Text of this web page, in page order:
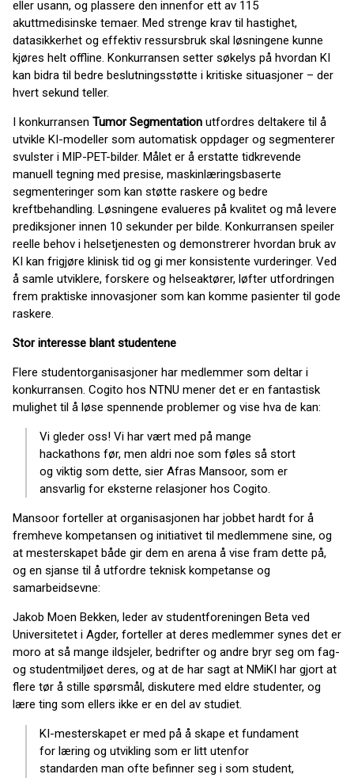
eller usann, og plassere den innenfor ett av 115
akuttmedisinske temaer. Med strenge krav til hastighet,
datasikkerhet og effektiv ressursbruk skal løsningene kunne
kjøres helt offline. Konkurransen setter søkelys på hvordan KI
kan bidra til bedre beslutningsstøtte i kritiske situasjoner – der
hvert sekund teller.
I konkurransen Tumor Segmentation utfordres deltakere til å
utvikle KI-modeller som automatisk oppdager og segmenterer
svulster i MIP-PET-bilder. Målet er å erstatte tidkrevende
manuell tegning med presise, maskinlæringsbaserte
segmenteringer som kan støtte raskere og bedre
kreftbehandling. Løsningene evalueres på kvalitet og må levere
prediksjoner innen 10 sekunder per bilde. Konkurransen speiler
reelle behov i helsetjenesten og demonstrerer hvordan bruk av
KI kan frigjøre klinisk tid og gi mer konsistente vurderinger. Ved
å samle utviklere, forskere og helseaktører, løfter utfordringen
frem praktiske innovasjoner som kan komme pasienter til gode
raskere.
Stor interesse blant studentene
Flere studentorganisasjoner har medlemmer som deltar i
konkurransen. Cogito hos NTNU mener det er en fantastisk
mulighet til å løse spennende problemer og vise hva de kan:
Vi gleder oss! Vi har vært med på mange
hackathons før, men aldri noe som føles så stort
og viktig som dette, sier Afras Mansoor, som er
ansvarlig for eksterne relasjoner hos Cogito.
Mansoor forteller at organisasjonen har jobbet hardt for å
fremheve kompetansen og initiativet til medlemmene sine, og
at mesterskapet både gir dem en arena å vise fram dette på,
og en sjanse til å utfordre teknisk kompetanse og
samarbeidsevne:
Jakob Moen Bekken, leder av studentforeningen Beta ved
Universitetet i Agder, forteller at deres medlemmer synes det er
moro at så mange ildsjeler, bedrifter og andre bryr seg om fag-
og studentmiljøet deres, og at de har sagt at NMiKI har gjort at
flere tør å stille spørsmål, diskutere med eldre studenter, og
lære ting som ellers ikke er en del av studiet.
KI-mesterskapet er med på å skape et fundament
for læring og utvikling som er litt utenfor
standarden man ofte befinner seg i som student,